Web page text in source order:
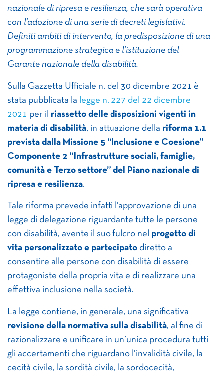
nazionale di ripresa e resilienza, che sarà operativa
con l’adozione di una serie di decreti legislativi.
Definiti ambiti di intervento, la predisposizione di una
programmazione strategica e l’istituzione del
Garante nazionale della disabilità.
Sulla Gazzetta Ufficiale n. del 30 dicembre 2021 è
stata pubblicata la legge n. 227 del 22 dicembre
2021 per il riassetto delle disposizioni vigenti in
materia di disabilità, in attuazione della riforma 1.1
prevista dalla Missione 5 “Inclusione e Coesione”
Componente 2 “Infrastrutture sociali, famiglie,
comunità e Terzo settore” del Piano nazionale di
ripresa e resilienza.
Tale riforma prevede infatti l’approvazione di una
legge di delegazione riguardante tutte le persone
con disabilità, avente il suo fulcro nel progetto di
vita personalizzato e partecipato diretto a
consentire alle persone con disabilità di essere
protagoniste della propria vita e di realizzare una
effettiva inclusione nella società.
La legge contiene, in generale, una significativa
revisione della normativa sulla disabilità, al fine di
razionalizzare e unificare in un’unica procedura tutti
gli accertamenti che riguardano l’invalidità civile, la
cecità civile, la sordità civile, la sordocecità,